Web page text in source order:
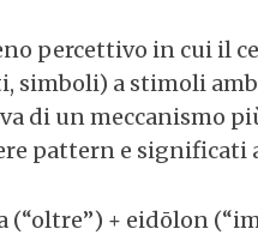
percettivo in cui il
simboli) a stimoli
di un meccanismo
pattern e significati
(“oltre”) + eidōlon